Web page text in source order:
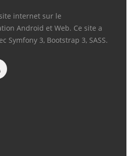
internet sur le
Android et Web. Ce site a
Symfony 3, Bootstrap 3, SASS.